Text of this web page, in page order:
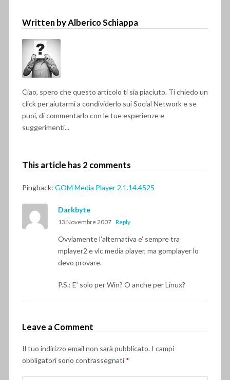
Written by Alberico Schiappa
Ciao, spero che questo articolo ti sia piaciuto. Ti chiedo un
click per aiutarmi a condividerlo sui Social Network e se
puoi, di commentarlo con le tue esperienze e
suggerimenti...
This article has 2 comments
Pingback: GOM Media Player 2.1.14.4525
Darkbyte
13 Novembre 2007 Reply
Ovviamente l’alternativa e’ sempre tra
mplayer2 e vlc media player, ma gomplayer lo
devo provare.
P.S.: E’ solo per Win? O anche per Linux?
Leave a Comment
Il tuo indirizzo email non sarà pubblicato. I campi
obbligatori sono contrassegnati *